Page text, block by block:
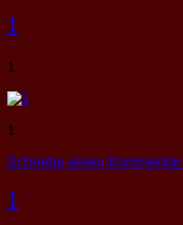
1
1
1
Schreibe einen Kommentar
1